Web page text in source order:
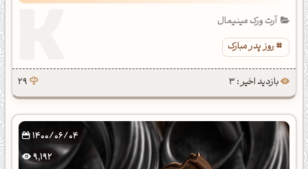
آرت ورک مینیمال
روز پدر مبارک
بازدید اخیر : 3 29
1400/06/04
9,192